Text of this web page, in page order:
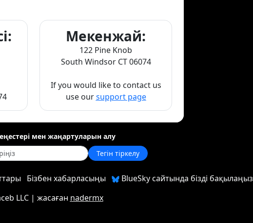
Мекенжай:
122 Pine Knob
South Windsor CT 06074
If you would like to contact us
use oursupport page
мен жаңартуларын алу
Тегін тіркелу
Бізбен хабарласыңы
BlueSky сайтында бізді бақылаңыз
LLC| жасаған nadermx